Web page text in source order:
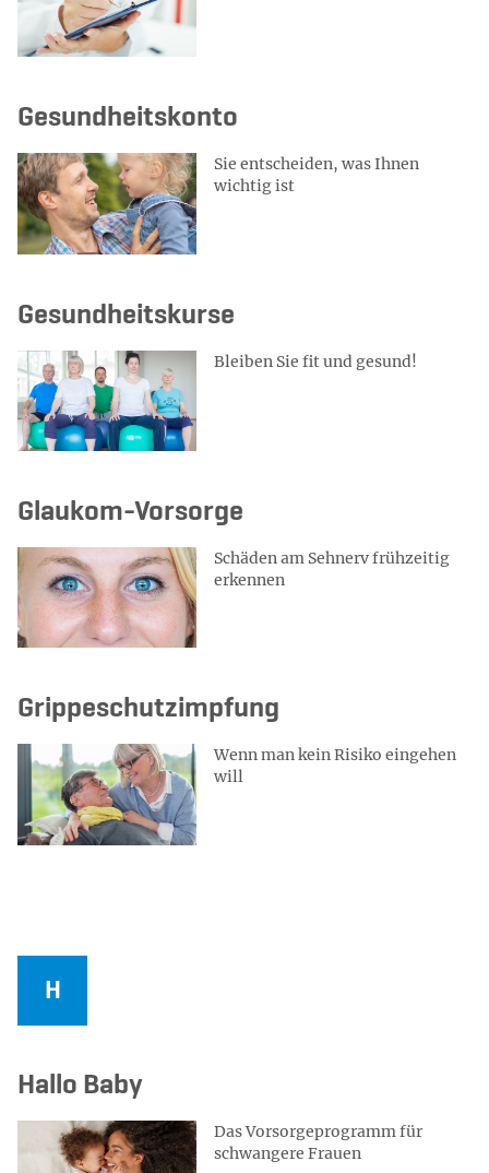
Gesundheitskonto
Sie entscheiden, was Ihnen
wichtig ist
Gesundheitskurse
Bleiben Sie fit und gesund!
Glaukom-Vorsorge
Schäden am Sehnerv frühzeitig
erkennen
Grippeschutzimpfung
Wenn man kein Risiko eingehen
will
Hallo Baby
Das Vorsorgeprogramm für
schwangere Frauen